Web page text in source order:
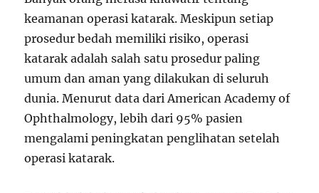
keamanan operasi katarak. Meskipun setiap
prosedur bedah memiliki risiko, operasi
katarak adalah salah satu prosedur paling
umum dan aman yang dilakukan di seluruh
dunia. Menurut data dari American Academy of
Ophthalmology, lebih dari 95% pasien
mengalami peningkatan penglihatan setelah
operasi katarak.